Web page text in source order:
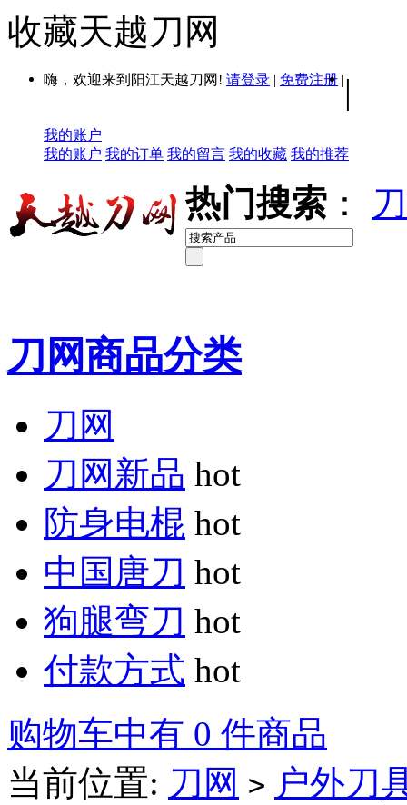
收藏天越刀网
嗨，欢迎来到阳江天越刀网! 请登录 | 免费注册 | |
我的账户
我的账户 我的订单 我的留言 我的收藏 我的推荐
热门搜索 ：
刀网商品分类
刀网
刀网新品 hot
防身电棍 hot
中国唐刀 hot
狗腿弯刀 hot
付款方式 hot
购物车中有 0 件商品
当前位置: 刀网 > 户外刀